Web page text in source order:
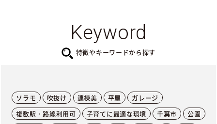
Keyword
特徴やキーワードから探す
ソラモ 吹抜け 連棟美 平屋
ガレージ
複数駅・路線利用可
子育てに最適な環境 千葉市
公園